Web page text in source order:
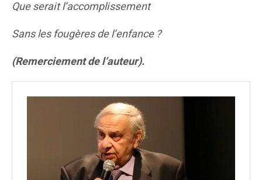
Que serait l’accomplissement
Sans les fougères de l’enfance ?
(Remerciement de l’auteur).